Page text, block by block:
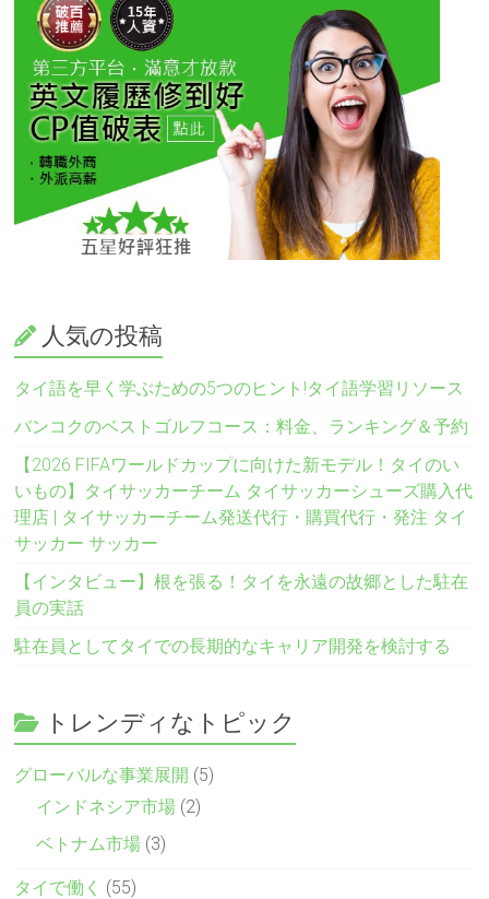
人気の投稿
タイ語を早く学ぶための5つのヒント!タイ語学習リソース
バンコクのベストゴルフコース：料金、ランキング＆予約
【2026 FIFAワールドカップに向けた新モデル！タイのい
いもの】タイサッカーチーム タイサッカーシューズ購入代
理店 | タイサッカーチーム発送代行・購買代行・発注 タイ
サッカー サッカー
【インタビュー】根を張る！タイを永遠の故郷とした駐在
員の実話
駐在員としてタイでの長期的なキャリア開発を検討する
トレンディなトピック
グローバルな事業展開 (5)
インドネシア市場 (2)
ベトナム市場 (3)
タイで働く (55)